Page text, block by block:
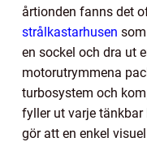
årtionden fanns det
strålkastarhusen
en sockel och dra ut
motorutrymmena
turbosystem och
fyller ut varje tänkbar
gör att en enkel